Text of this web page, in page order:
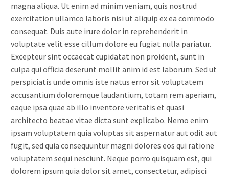
magna aliqua. Ut enim ad minim veniam, quis nostrud
exercitation ullamco laboris nisi ut aliquip ex ea commodo
consequat. Duis aute irure dolor in reprehenderit in
voluptate velit esse cillum dolore eu fugiat nulla pariatur.
Excepteur sint occaecat cupidatat non proident, sunt in
culpa qui officia deserunt mollit anim id est laborum. Sed ut
perspiciatis unde omnis iste natus error sit voluptatem
accusantium doloremque laudantium, totam rem aperiam,
eaque ipsa quae ab illo inventore veritatis et quasi
architecto beatae vitae dicta sunt explicabo. Nemo enim
ipsam voluptatem quia voluptas sit aspernatur aut odit aut
fugit, sed quia consequuntur magni dolores eos qui ratione
voluptatem sequi nesciunt. Neque porro quisquam est, qui
dolorem ipsum quia dolor sit amet, consectetur, adipisci